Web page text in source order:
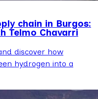
chain in Burgos:
Telmo Chavarri
discover how
hydrogen into a